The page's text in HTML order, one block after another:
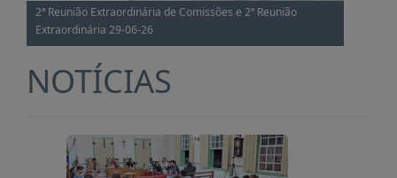
2ª Reunião Extraordinária de Comissões e 2ª Reunião
Extraordinária 29-06-26
NOTÍCIAS